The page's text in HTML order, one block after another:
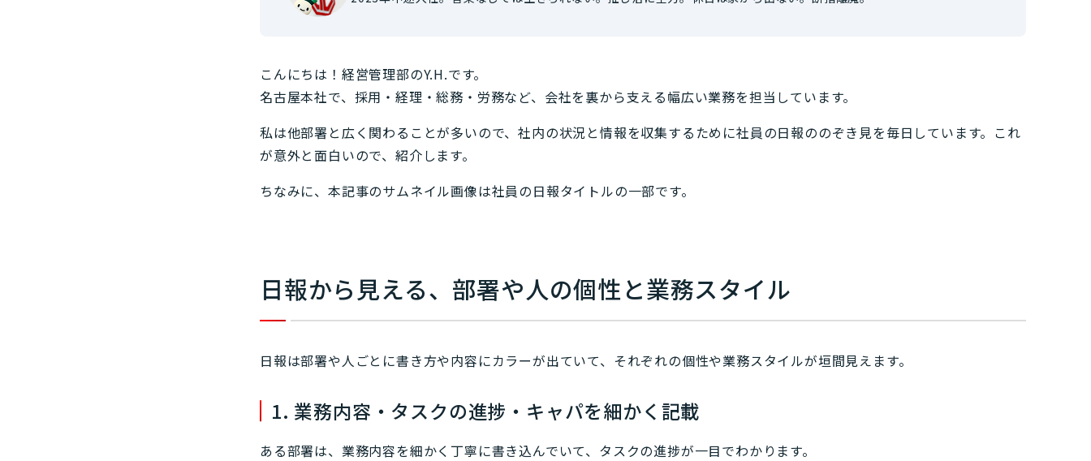
こんにちは！経営管理部のY.H.です。
名古屋本社で、採用・経理・総務・労務など、会社を裏から支える幅広い業務を担当しています。
私は他部署と広く関わることが多いので、社内の状況と情報を収集するために社員の日報ののぞき見を毎日しています。これ
が意外と面白いので、紹介します。
ちなみに、本記事のサムネイル画像は社員の日報タイトルの一部です。
日報から見える、部署や人の個性と業務スタイル
日報は部署や人ごとに書き方や内容にカラーが出ていて、それぞれの個性や業務スタイルが垣間見えます。
1. 業務内容・タスクの進捗・キャパを細かく記載
ある部署は、業務内容を細かく丁寧に書き込んでいて、タスクの進捗が一目でわかります。